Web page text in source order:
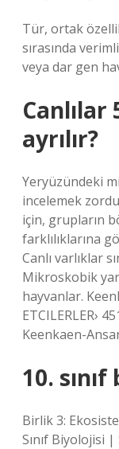
Tür, ortak
sırasında
veya dar gen
Canlılar
ayrılır?
Yeryüzündeki
incelemek
için, grupların
farklılıklarına
Canlı varlıklar
Mikroskobik
hayvanlar.
ETCILERLER›
Keenkaen-
10.
Birlik 3:
Sınıf Biyolojisi